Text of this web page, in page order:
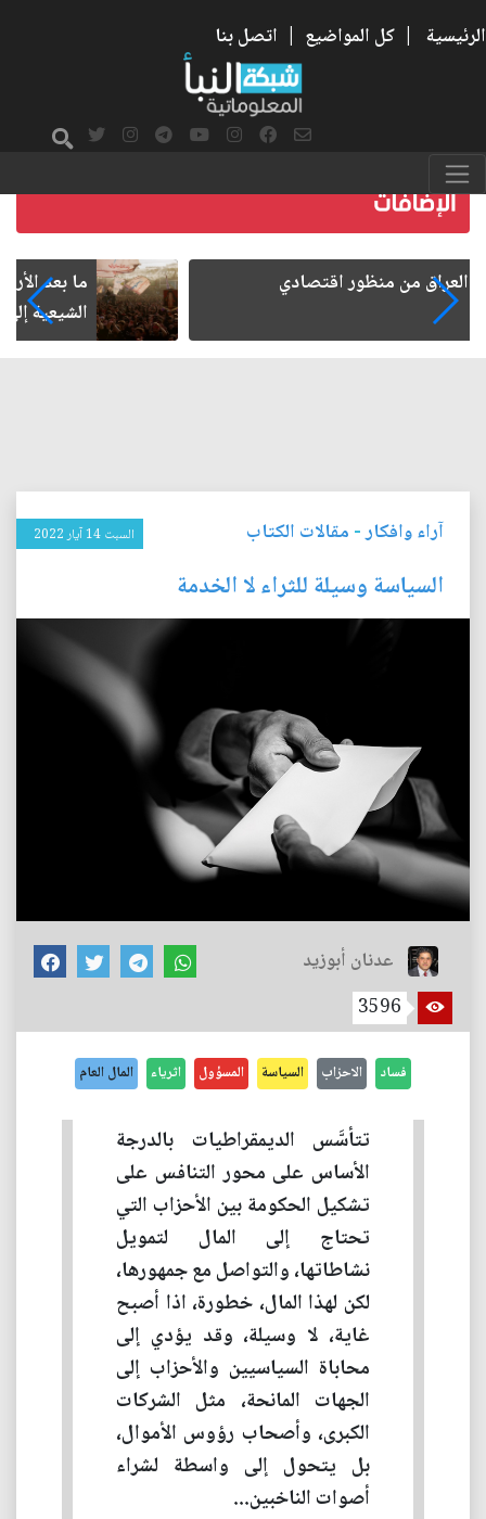
الرئيسية | كل المواضيع | اتصل بنا
ما بعد الأربعين.. كيف اتسعت الزيارة من هويتها
آراء وافكار- مقالات الكتاب السبت 14 آيار 2022
السياسة وسيلة للثراء لا الخدمة
عدنان أبوزيد
3596
فساد الاحزاب السياسة المسؤول اثرياء المال العام
تتأسَّس الديمقراطيات بالدرجة
الأساس على محور التنافس على
تشكيل الحكومة بين الأحزاب التي
تحتاج إلى المال لتمويل
نشاطاتها، والتواصل مع جمهورها،
لكن لهذا المال، خطورة، اذا أصبح
غاية، لا وسيلة، وقد يؤدي إلى
محاباة السياسيين والأحزاب إلى
الجهات المانحة، مثل الشركات
الكبرى، وأصحاب رؤوس الأموال،
بل يتحول إلى واسطة لشراء
أصوات الناخبين...